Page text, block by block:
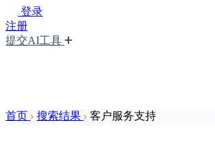
登录
注册
提交AI工具
首页 搜索结果 客户服务支持